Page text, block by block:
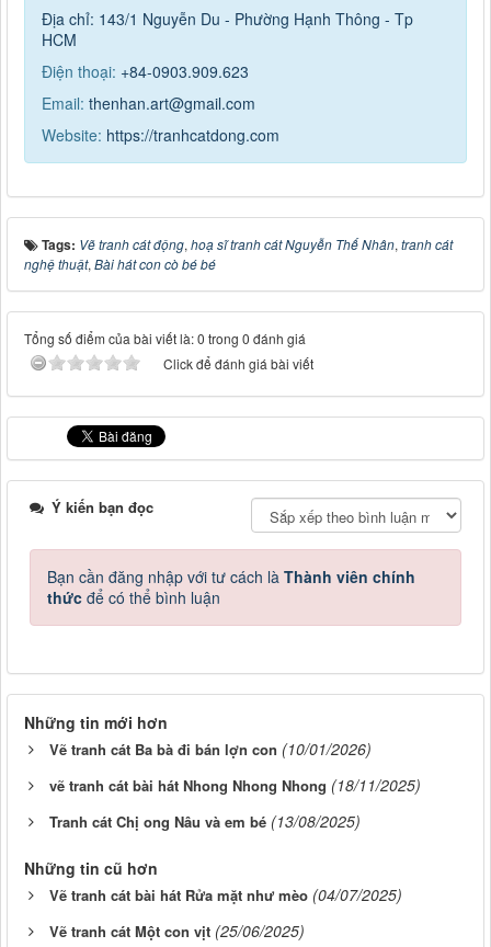
Địa chỉ: 143/1 Nguyễn Du - Phường Hạnh Thông - Tp
HCM
Điện thoại: +84-0903.909.623
Email: thenhan.art@gmail.com
Website: https://tranhcatdong.com
Tags: Vẽ tranh cát động, hoạ sĩ tranh cát Nguyễn Thế Nhân, tranh cát
nghệ thuật, Bài hát con cò bé bé
Tổng số điểm của bài viết là: 0 trong 0 đánh giá
Click để đánh giá bài viết
Ý kiến bạn đọc
Bạn cần đăng nhập với tư cách là Thành viên chính
thức để có thể bình luận
Những tin mới hơn
Vẽ tranh cát Ba bà đi bán lợn con (10/01/2026)
vẽ tranh cát bài hát Nhong Nhong Nhong (18/11/2025)
Tranh cát Chị ong Nâu và em bé (13/08/2025)
Những tin cũ hơn
Vẽ tranh cát bài hát Rửa mặt như mèo (04/07/2025)
Vẽ tranh cát Một con vịt (25/06/2025)